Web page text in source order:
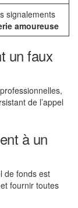
signalements
amoureuse
un faux
de l’appel
à un
de fonds est
fournir toutes